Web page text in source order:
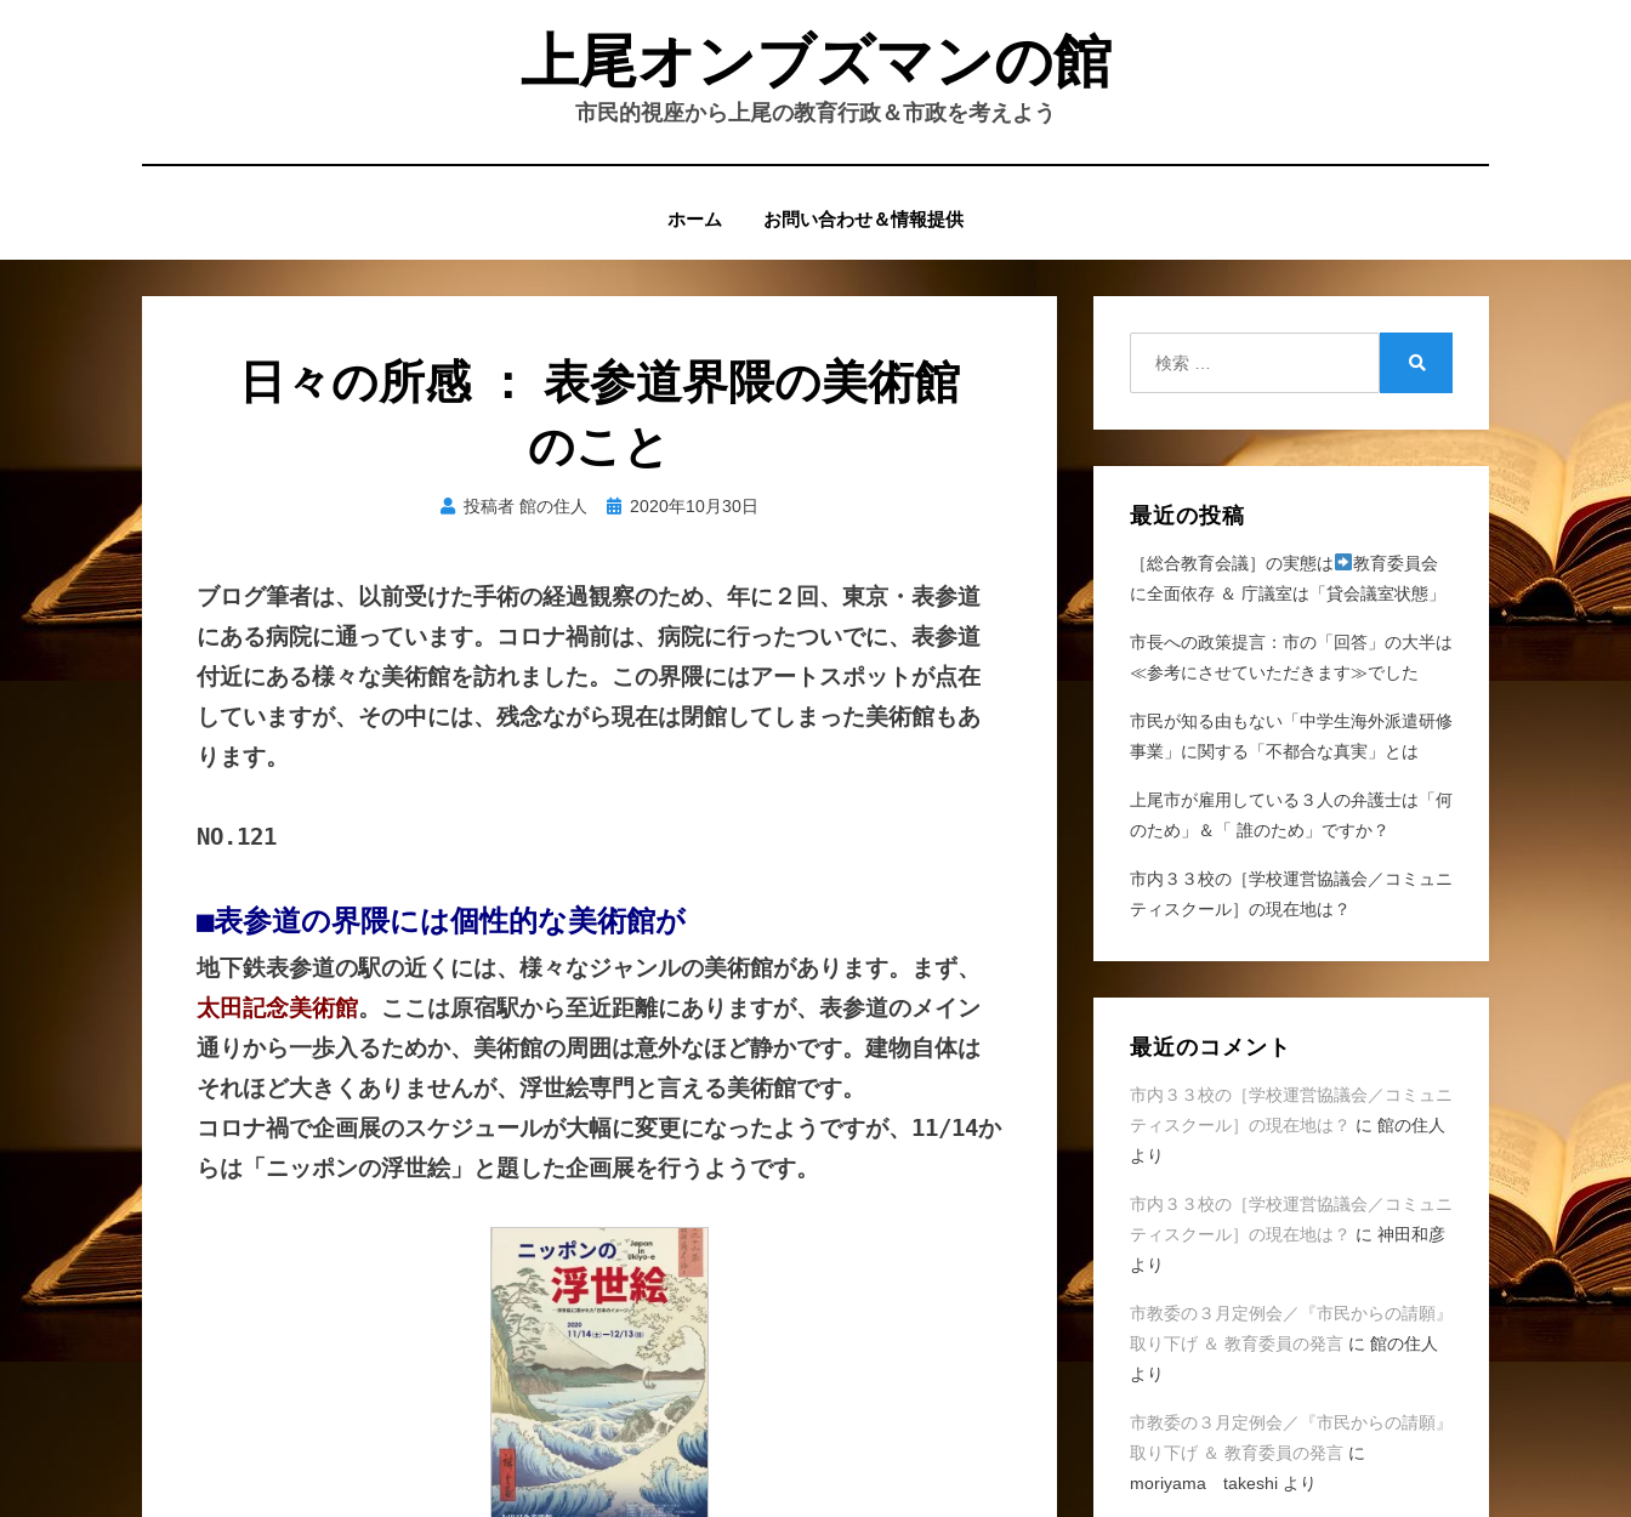
上尾オンブズマンの館
市民的視座から上尾の教育行政＆市政を考えよう
ホーム お問い合わせ＆情報提供
日々の所感 ： 表参道界隈の美術館
のこと
投稿者 館の住人
投 2020年10月30日
ブログ筆者は、以前受けた手術の経過観察のため、年に２回、東京・表参道
にある病院に通っています。コロナ禍前は、病院に行ったついでに、表参道
付近にある様々な美術館を訪れました。この界隈にはアートスポットが点在
していますが、その中には、残念ながら現在は閉館してしまった美術館もあ
ります。
NO.121
■表参道の界隈には個性的な美術館が
地下鉄表参道の駅の近くには、様々なジャンルの美術館があります。まず、
太田記念美術館。ここは原宿駅から至近距離にありますが、表参道のメイン
通りから一歩入るためか、美術館の周囲は意外なほど静かです。建物自体は
それほど大きくありませんが、浮世絵専門と言える美術館です。
コロナ禍で企画展のスケジュールが大幅に変更になったようですが、11/14か
らは「ニッポンの浮世絵」と題した企画展を行うようです。
最近の投稿
［総合教育会議］の実態は
教育委員会
に全面依存 ＆ 庁議室は「貸会議室状態」
市長への政策提言：市の「回答」の大半は
≪参考にさせていただきます≫でした
市民が知る由もない「中学生海外派遣研修
事業」に関する「不都合な真実」とは
上尾市が雇用している３人の弁護士は「何
のため」＆「 誰のため」ですか？
市内３３校の［学校運営協議会／コミュニ
ティスクール］の現在地は？
最近のコメント
市内３３校の［学校運営協議会／コミュニ
ティスクール］の現在地は？ に 館の住人
より
市内３３校の［学校運営協議会／コミュニ
ティスクール］の現在地は？ に 神田和彦
より
市教委の３月定例会／『市民からの請願』
取り下げ ＆ 教育委員の発言に 館の住人
より
市教委の３月定例会／『市民からの請願』
取り下げ ＆ 教育委員の発言に
moriyama takeshiより